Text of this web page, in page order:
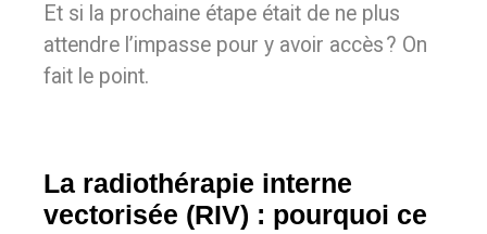
Et si la prochaine étape était de ne plus
attendre l’impasse pour y avoir accès ? On
fait le point.
La radiothérapie interne
vectorisée (RIV) : pourquoi ce